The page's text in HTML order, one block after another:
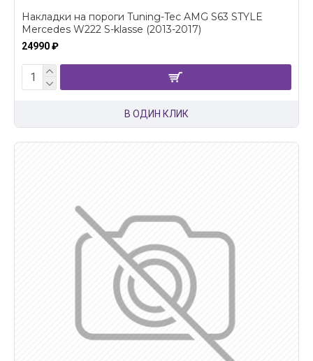
Накладки на пороги Tuning-Tec AMG S63 STYLE
Mercedes W222 S-klasse (2013-2017)
24990 ₽
В ОДИН КЛИК